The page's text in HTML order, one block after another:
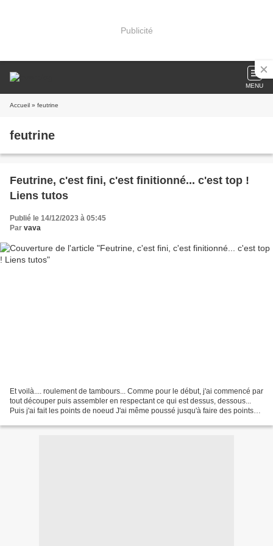
Publicité
MENU
Accueil » feutrine
feutrine
Feutrine, c'est fini, c'est finitionné... c'est top !
Liens tutos
Publié le 14/12/2023 à 05:45
Par vava
Et voilà.... roulement de tambours... Comme pour le début, j'ai commencé par
tout découper puis assembler en respectant ce qui est dessus, dessous...
Puis j'ai fait les points de noeud J'ai même poussé jusqu'à faire des points